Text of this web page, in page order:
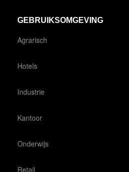
GEBRUIKSOMGEVING
Agrarisch
Hotels
Industrie
Kantoor
Onderwijs
Retail